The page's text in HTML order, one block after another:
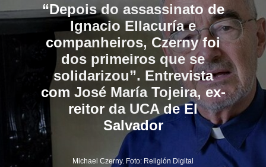
“Depois do assassinato de
Ignacio Ellacuría e
companheiros, Czerny foi
dos primeiros que se
solidarizou”. Entrevista
com José María Tojeira, ex-
reitor da UCA de El
Salvador
Michael Czerny. Foto: Religión Digital